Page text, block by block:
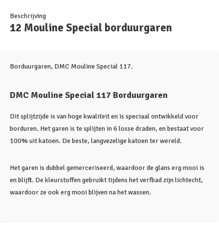
Beschrijving
12 Mouline Special borduurgaren
Borduurgaren, DMC Mouline Special 117.
DMC Mouline Special 117 Borduurgaren
Dit splijtzijde is van hoge kwaliteit en is speciaal ontwikkeld voor
borduren. Het garen is te splijten in 6 losse draden, en bestaat voor
100% uit katoen. De beste, langvezelige katoen ter wereld.
Het garen is dubbel gemerceriseerd, waardoor de glans erg mooi is
en blijft. De kleurstoffen gebruikt tijdens het verfbad zijn lichtecht,
waardoor ze ook erg mooi blijven na het wassen.